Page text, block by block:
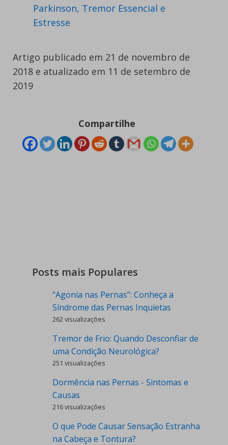
Parkinson, Tremor Essencial e
Estresse
Artigo publicado em 21 de novembro de
2018 e atualizado em 11 de setembro de
2019
Compartilhe
Posts mais Populares
“Agonia nas Pernas”: Conheça a
Síndrome das Pernas Inquietas
262 visualizações
Tremor de Frio: Quando Desconfiar de
uma Condição Neurológica?
251 visualizações
Dormência nas Pernas - Sintomas e
Causas
216 visualizações
O que Pode Causar Sensação Estranha
na Cabeça e Tontura?